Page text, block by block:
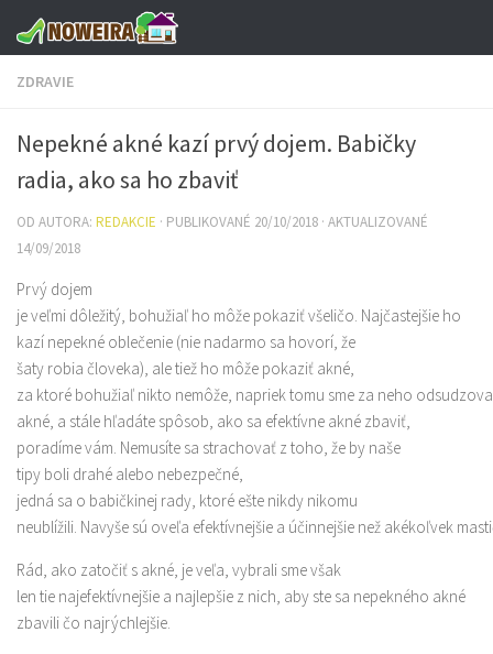
Preskočiť na obsah
ZDRAVIE
Nepekné akné kazí prvý dojem. Babičky
radia, ako sa ho zbaviť
OD AUTORA: REDAKCIE · PUBLIKOVANÉ 20/10/2018 · AKTUALIZOVANÉ
14/09/2018
Prvý dojem
je veľmi dôležitý, bohužiaľ ho môže pokaziť všeličo. Najčastejšie ho
kazí nepekné oblečenie (nie nadarmo sa hovorí, že
šaty robia človeka), ale tiež ho môže pokaziť akné,
za ktoré bohužiaľ nikto nemôže, napriek tomu sme za neho
akné, a stále hľadáte spôsob, ako sa efektívne akné zbaviť,
poradíme vám. Nemusíte sa strachovať z toho, že by naše
tipy boli drahé alebo nebezpečné,
jedná sa o babičkinej rady, ktoré ešte nikdy nikomu
neublížili. Navyše sú oveľa efektívnejšie a účinnejšie než akékoľvek
Rád, ako zatočiť s akné, je veľa, vybrali sme však
len tie najefektívnejšie a najlepšie z nich, aby ste sa nepekného akné
zbavili čo najrýchlejšie.